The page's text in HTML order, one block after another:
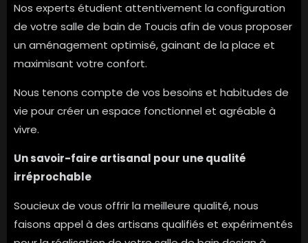
Nos experts étudient attentivement la configuration
de votre salle de bain de Toucis afin de vous proposer
un aménagement optimisé, gainant de la place et
maximisant votre confort.
Nous tenons compte de vos besoins et habitudes de
vie pour créer un espace fonctionnel et agréable à
vivre.
Un savoir-faire artisanal pour une qualité
irréprochable
Soucieux de vous offrir la meilleure qualité, nous
faisons appel à des artisans qualifiés et expérimentés